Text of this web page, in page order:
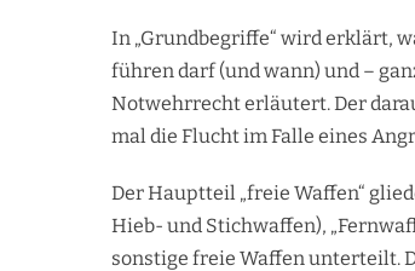
In „Grundbegriffe“ wird erklärt,
führen darf (und wann) und –
Notwehrrecht erläutert. Der
mal die Flucht im Falle eines
Der Hauptteil „freie Waffen“
Hieb- und Stichwaffen),
sonstige freie Waffen unterteilt.